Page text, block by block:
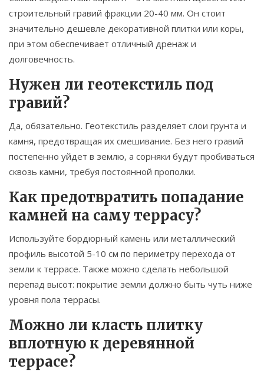
строительный гравий фракции 20-40 мм. Он стоит
значительно дешевле декоративной плитки или коры,
при этом обеспечивает отличный дренаж и
долговечность.
Нужен ли геотекстиль под
гравий?
Да, обязательно. Геотекстиль разделяет слои грунта и
камня, предотвращая их смешивание. Без него гравий
постепенно уйдет в землю, а сорняки будут пробиваться
сквозь камни, требуя постоянной прополки.
Как предотвратить попадание
камней на саму террасу?
Используйте бордюрный камень или металлический
профиль высотой 5-10 см по периметру перехода от
земли к террасе. Также можно сделать небольшой
перепад высот: покрытие земли должно быть чуть ниже
уровня пола террасы.
Можно ли класть плитку
вплотную к деревянной
террасе?